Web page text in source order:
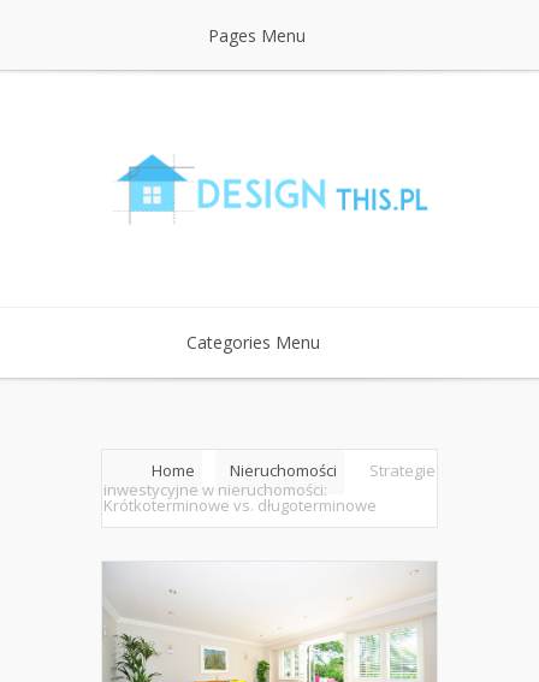
Pages Menu
Categories Menu
Home Nieruchomości
Strategie
inwestycyjne w nieruchomości:
Krótkoterminowe vs. długoterminowe